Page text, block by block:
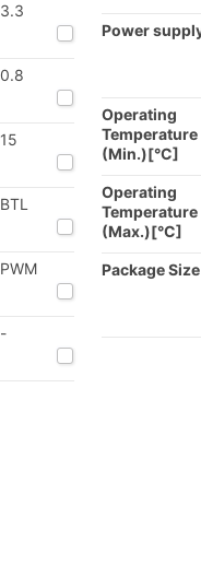
3.3
0.8
15
BTL
PWM
-
Power
Operating
Temperature
(Min.)[°C]
Operating
Temperature
(Max.)[°C]
Package